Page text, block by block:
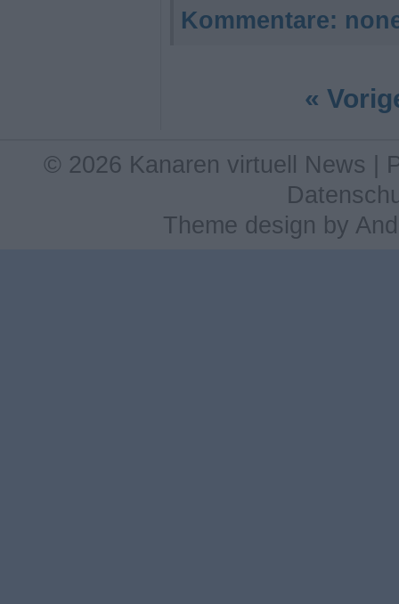
Kommentare:
«
© 2026 Kanaren virtuell News |
Theme design by